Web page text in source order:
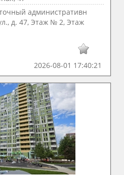
административн
д. 47, Этаж № 2, Этаж
2026-08-01 17:40:21